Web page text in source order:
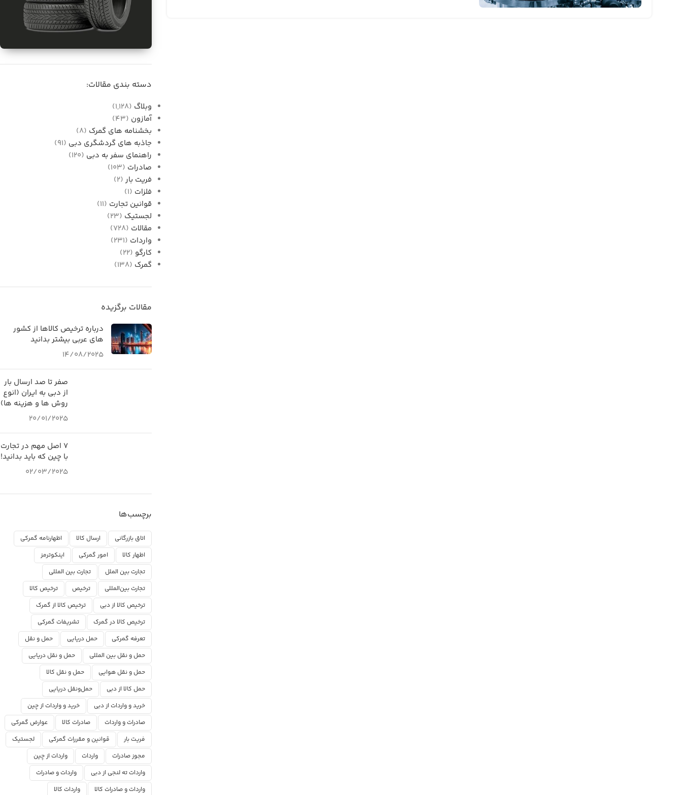
واردات قطعات خودرو از
دسته بندی مقالات:
وبلاگ (1,128)
آمازون (43)
بخشنامه های گمرک (8)
جاذبه های گردشگری دبی (91)
راهنمای سفر به دبی (120)
صادرات (103)
فریت بار (2)
فلزات (1)
قوانین تجارت (11)
لجستیک (23)
مقالات (728)
واردات (231)
کارگو (22)
گمرک (138)
مقالات برگزیده
درباره ترخیص کالاها از کشور
های عربی بیشتر بدانید
14/08/2025
صفر تا صد ارسال بار
از دبی به ایران (انوع
روش ها و هزینه ها)
20/01/2025
۷ اصل مهم در تجارت
با چین که باید بدانید!
02/03/2025
برچسب‌ها
اتاق بازرگانی ارسال کالا
اظهارنامه گمرکی
اظهار کالا
امور گمرکی
اینکوترمز
تجارت بین الملل
تجارت بین المللی
تجارت بین‌المللی
ترخیص
ترخیص کالا
ترخیص کالا از دبی
ترخیص کالا از گمرک
ترخیص کالا در گمرک
تشریفات گمرکی
تعرفه گمرکی
حمل دریایی
حمل و نقل
حمل و نقل بین المللی
حمل و نقل دریایی
حمل و نقل هوایی
حمل و نقل کالا
حمل کالا از دبی
حمل‌ونقل دریایی
خرید و واردات از دبی
خرید و واردات از چین
صادرات و واردات
صادرات کالا
عوارض گمرکی
فریت بار
قوانین و مقررات گمرکی
لجستیک
مجوز صادرات
واردات
واردات از چین
واردات ته لنجی از دبی
واردات و صادرات
واردات و صادرات کالا
واردات کالا